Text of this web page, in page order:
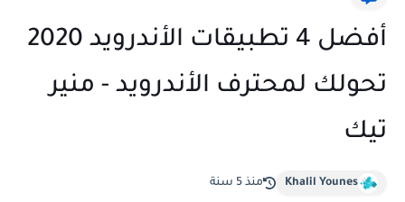
أفضل 4 تطبيقات الأندرويد 2020
تحولك لمحترف الأندرويد - منير
تيك
Khalil Younes منذ 5 سنة